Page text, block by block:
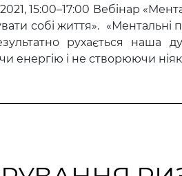
15:00–17:00 Вебінар
собі життя». «Ментальні
рухається наша
енергію і не створюючи